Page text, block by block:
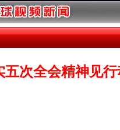
五次全会精神见